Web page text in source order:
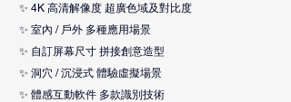
✨ 4K 高清解像度 超廣色域及對比度
✨ 室內 / 戶外 多種應用場景
✨ 自訂屏幕尺寸 拼接創意造型
✨ 洞穴 / 沉浸式 體驗虛擬場景
✨ 體感互動軟件 多款識別技術